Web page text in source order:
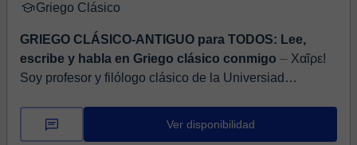
Griego Clásico
GRIEGO CLÁSICO-ANTIGUO para TODOS: Lee,
escribe y habla en Griego clásico conmigo ⏤ Χαῖρε!
Soy profesor y filólogo clásico de la Universiad
bizantinos de la Universidad de Viena. Me deslum...
Ver disponibilidad